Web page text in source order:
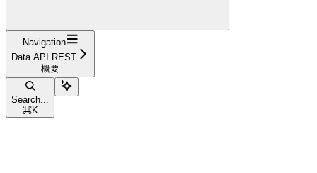
Navigation
Data API REST
概要
Search...
⌘K